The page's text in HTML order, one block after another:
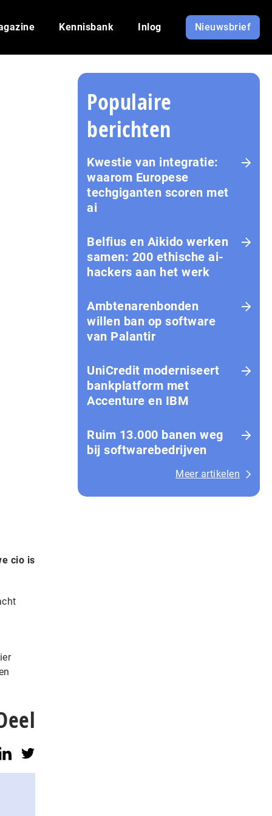
Kennisbank Inlog Nieuwsbrief
cio is
Populaire
berichten
Kwestie van integratie:
waarom Europese
techgiganten scoren met
ai
Belfius en Aikido werken
samen: 200 ethische ai-
hackers aan het werk
Amb­te­na­ren­bon­den
willen ban op software
van Palantir
UniCredit moderniseert
bankplatform met
Accenture en IBM
Ruim 13.000 banen weg
bij softwarebedrijven
Meer artikelen